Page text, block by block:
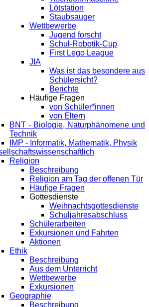
Lötstation
Staubsauger
Wettbewerbe
Jugend forscht
Schul-Robotik-Cup
First Lego League
JIA
Was ist das besondere aus
Schülersicht?
Berichte
Häufige Fragen
von Schüler*innen
von Eltern
BNT - Biologie, Naturphänomene und
Technik
IMP - Informatik, Mathematik, Physik
Religion
Beschreibung
Religion am Tag der offenen Tür
Häufige Fragen
Gottesdienste
Weihnachtsgottesdienste
Schuljahresabschluss
Schülerarbeiten
Exkursionen und Fahrten
Aktionen
Ethik
Beschreibung
Aus dem Unterricht
Wettbewerbe
Exkursionen
Geographie
Beschreibung